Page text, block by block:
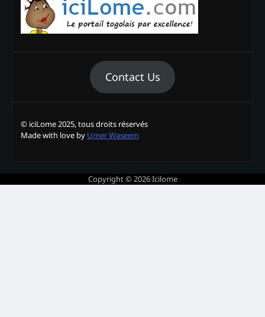
Contact Us
© iciLome 2025, tous droits réservés
Made with love by Umer Waseem
Copyright © 2026Icilome